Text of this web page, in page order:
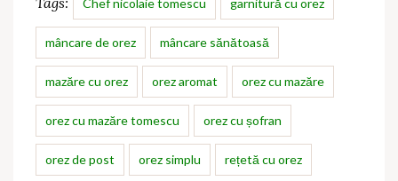
mâncare de orez mâncare sănătoasă
mazăre cu orez orez aromat orez cu mazăre
orez cu mazăre tomescu orez cu șofran
orez de post orez simplu rețetă cu orez